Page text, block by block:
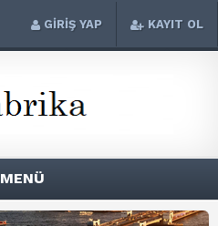
GİRİŞ YAP KAYIT OL
MENÜ